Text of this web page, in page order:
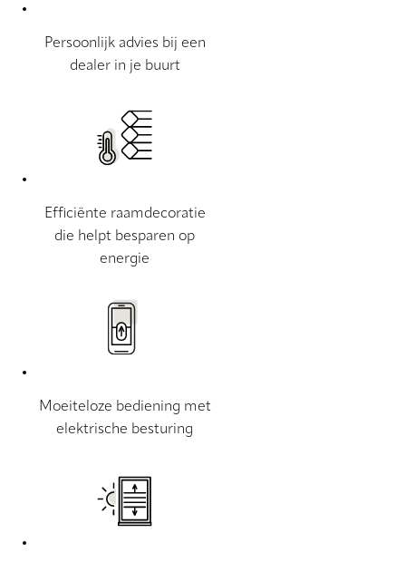
Persoonlijk advies bij een
dealer in je buurt
Efficiënte raamdecoratie
die helpt besparen op
energie
Moeiteloze bediening met
elektrische besturing